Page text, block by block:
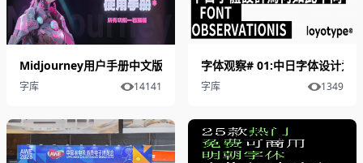
Midjourney用户手册中文版！详解模型、命令、参数与高级用法
字库 14141
字体观察# 01:中日字体设计为
字库 1349